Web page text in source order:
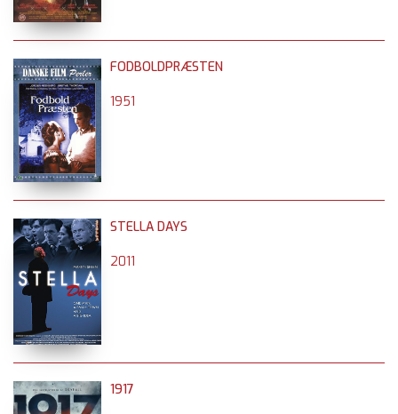
FODBOLDPRÆSTEN
1951
STELLA DAYS
2011
1917